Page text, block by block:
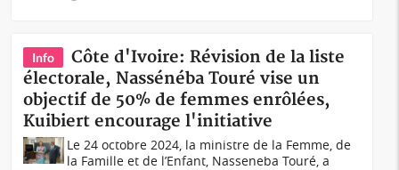
Info
Côte d'Ivoire: Révision de la liste
électorale, Nassénéba Touré vise un
objectif de 50% de femmes enrôlées,
Kuibiert encourage l'initiative
Le 24 octobre 2024, la ministre de la Femme, de
la Famille et de l’Enfant, Nasseneba Touré, a